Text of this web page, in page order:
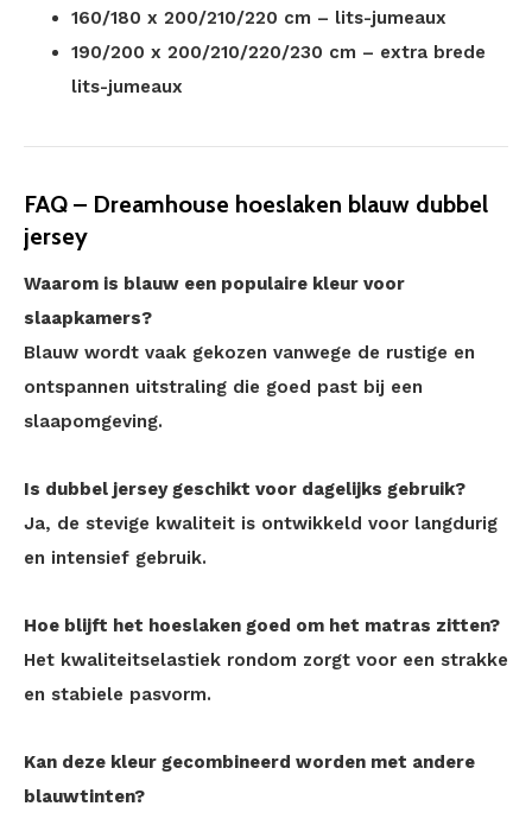
160/180 x 200/210/220 cm – lits-jumeaux
190/200 x 200/210/220/230 cm – extra brede
lits-jumeaux
FAQ – Dreamhouse hoeslaken blauw dubbel
jersey
Waarom is blauw een populaire kleur voor
slaapkamers?
Blauw wordt vaak gekozen vanwege de rustige en
ontspannen uitstraling die goed past bij een
slaapomgeving.
Is dubbel jersey geschikt voor dagelijks gebruik?
Ja, de stevige kwaliteit is ontwikkeld voor langdurig
en intensief gebruik.
Hoe blijft het hoeslaken goed om het matras zitten?
Het kwaliteitselastiek rondom zorgt voor een strakke
en stabiele pasvorm.
Kan deze kleur gecombineerd worden met andere
blauwtinten?